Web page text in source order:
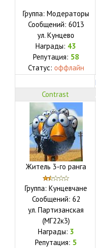
Группа: Модераторы
Сообщений: 6013
ул. Кунцево
Награды: 43
Репутация: 58
Статус: оффлайн
Contrast
Житель 3-го ранга
Группа: Кунцевчане
Сообщений: 62
ул. Партизанская
(МГ22к3)
Награды: 3
Репутация: 5